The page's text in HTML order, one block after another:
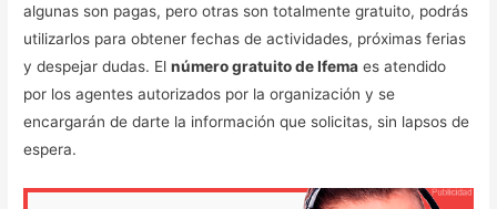
algunas son pagas, pero otras son totalmente gratuito, podrás
utilizarlos para obtener fechas de actividades, próximas ferias
y despejar dudas. Elnúmero gratuito de Ifema es atendido
por los agentes autorizados por la organización y se
encargarán de darte la información que solicitas, sin lapsos de
espera.